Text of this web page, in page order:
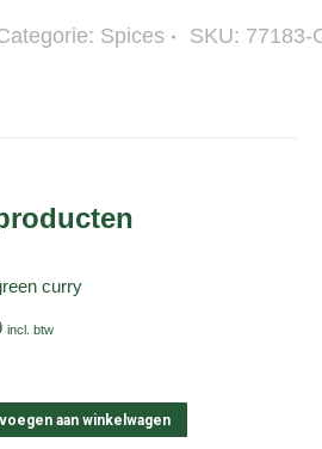
Spices SKU: 77183-
curry
incl. btw
aan winkelwagen